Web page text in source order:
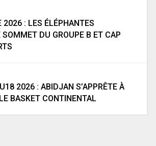
2026 : LES ÉLÉPHANTES
SOMMET DU GROUPE B ET CAP
2026 : ABIDJAN S’APPRÊTE À
BASKET CONTINENTAL